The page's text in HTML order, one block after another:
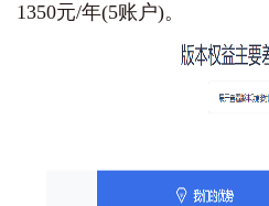
1350元/年‌(5账户)。